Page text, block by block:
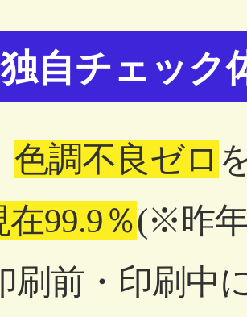
自チェック
色調不良ゼロ
在99.9％(※昨
刷前・印刷中